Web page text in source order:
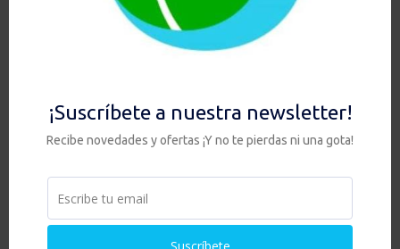
2 filtros Gravity Max con
Zeolita
259,90€
Añadir al carrito
2 filtros Nano Gravity con
Zeolita
289,90 €
Añadir al carrito